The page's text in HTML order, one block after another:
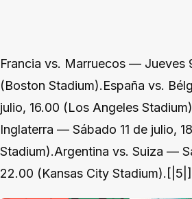
Francia vs. Marruecos — Jueves
(Boston Stadium).España vs.
julio, 16.00 (Los Angeles
Inglaterra — Sábado 11 de julio,
Stadium).Argentina vs. Suiza —
22.00 (Kansas City